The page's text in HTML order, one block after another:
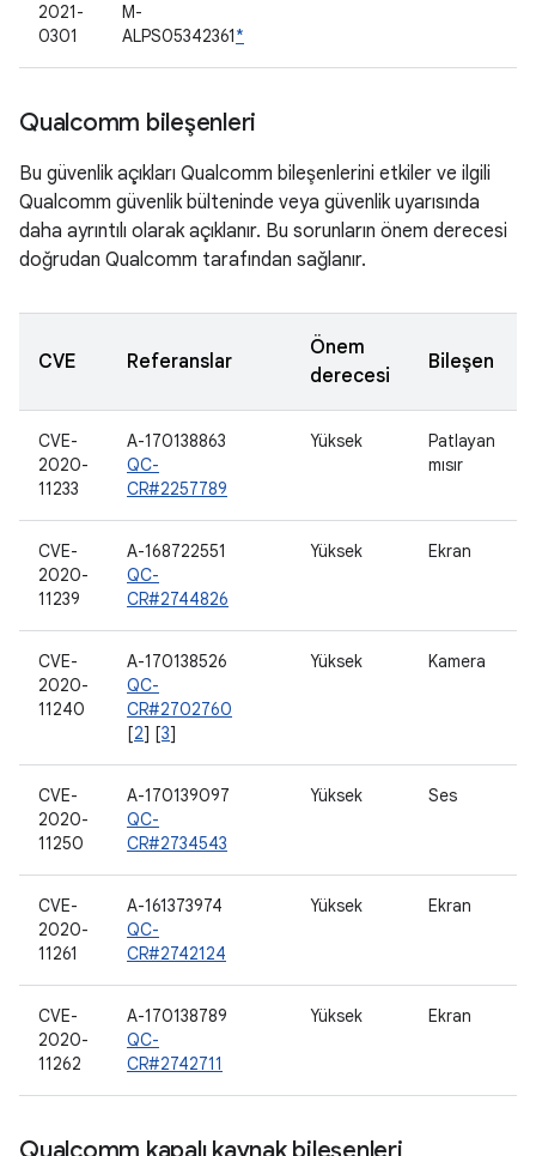
2021-
0301
M-
ALPS05342361*
Qualcomm bileşenleri
Bu güvenlik açıkları Qualcomm bileşenlerini etkiler ve ilgili
Qualcomm güvenlik bülteninde veya güvenlik uyarısında
daha ayrıntılı olarak açıklanır. Bu sorunların önem derecesi
doğrudan Qualcomm tarafından sağlanır.
CVE Referanslar
Önem
derecesi
Bileşen
CVE-
2020-
11233
A-170138863
QC-
CR#2257789
Yüksek
Patlayan
mısır
CVE-
2020-
11239
A-168722551
QC-
CR#2744826
Yüksek Ekran
CVE-
2020-
11240
A-170138526
QC-
CR#2702760
[2] [3]
Yüksek Kamera
CVE-
2020-
11250
A-170139097
QC-
CR#2734543
Yüksek Ses
CVE-
2020-
11261
A-161373974
QC-
CR#2742124
Yüksek Ekran
CVE-
2020-
11262
A-170138789
QC-
CR#2742711
Yüksek Ekran